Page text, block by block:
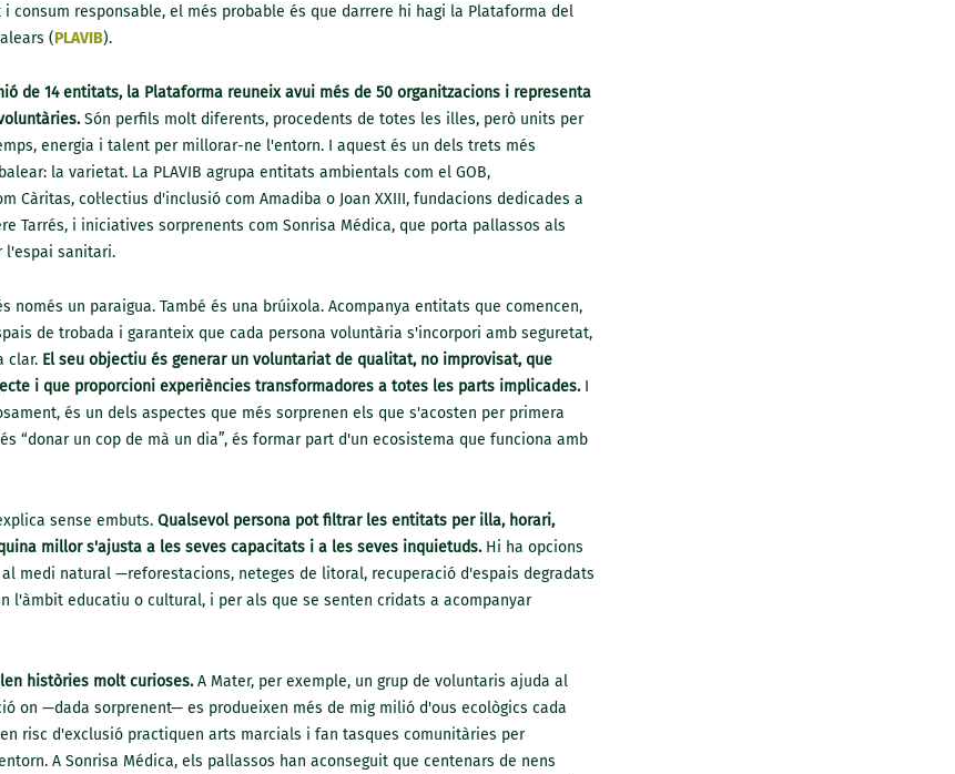
consum responsable, el més probable és que darrere hi hagi la Plataforma del
(PLAVIB).
de 14 entitats, la Plataforma reuneix avui més de 50 organitzacions i representa
Són perfils molt diferents, procedents de totes les illes, però units per
energia i talent per millorar-ne l'entorn. I aquest és un dels trets més
la varietat. La PLAVIB agrupa entitats ambientals com el GOB,
Càritas, col·lectius d'inclusió com Amadiba o Joan XXIII, fundacions dedicades a
Tarrés, i iniciatives sorprenents com Sonrisa Médica, que porta pallassos als
l'espai sanitari.
només un paraigua. També és una brúixola. Acompanya entitats que comencen,
de trobada i garanteix que cada persona voluntària s'incorpori amb seguretat,
clar.El seu objectiu és generar un voluntariat de qualitat, no improvisat, que
i que proporcioni experiències transformadores a totes les parts implicades. I
és un dels aspectes que més sorprenen els que s'acosten per primera
“donar un cop de mà un dia”, és formar part d'un ecosistema que funciona amb
sense embuts. Qualsevol persona pot filtrar les entitats per illa, horari,
millor s'ajusta a les seves capacitats i a les seves inquietuds.Hi ha opcions
medi natural —reforestacions, neteges de litoral, recuperació d'espais degradats
l'àmbit educatiu o cultural, i per als que se senten cridats a acompanyar
històries molt curioses.A Mater, per exemple, un grup de voluntaris ajuda al
on —dada sorprenent— es produeixen més de mig milió d'ous ecològics cada
en risc d'exclusió practiquen arts marcials i fan tasques comunitàries per
A Sonrisa Médica, els pallassos han aconseguit que centenars de nens